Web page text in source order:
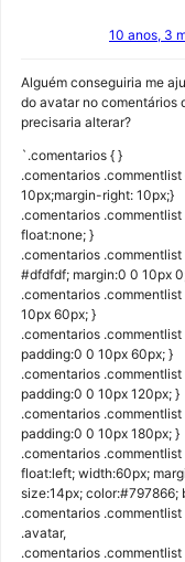
10 anos, 3
Alguém conseguiria me
do avatar no comentários
precisaria alterar?
`.comentarios { }
.comentarios
10px;margin-right: 10px;}
.comentarios
float:none; }
.comentarios
#dfdfdf; margin:0 0 10px
.comentarios
10px 60px; }
.comentarios
padding:0 0 10px 60px; }
.comentarios
padding:0 0 10px 120px; }
.comentarios
padding:0 0 10px 180px; }
.comentarios
float:left; width:60px;
size:14px;
.comentarios
.avatar,
.comentarios